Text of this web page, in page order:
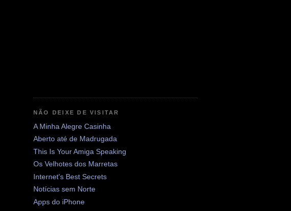
NÃO DEIXE DE VISITAR
A Minha Alegre Casinha
Aberto até de Madrugada
This Is Your Amiga Speaking
Os Velhotes dos Marretas
Internet's Best Secrets
Notícias sem Norte
Apps do iPhone